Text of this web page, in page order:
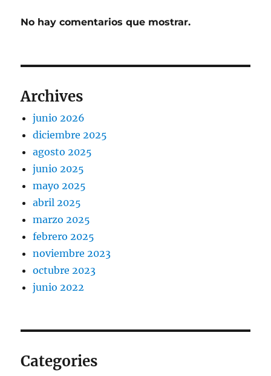
No hay comentarios que mostrar.
Archives
junio 2026
diciembre 2025
agosto 2025
junio 2025
mayo 2025
abril 2025
marzo 2025
febrero 2025
noviembre 2023
octubre 2023
junio 2022
Categories